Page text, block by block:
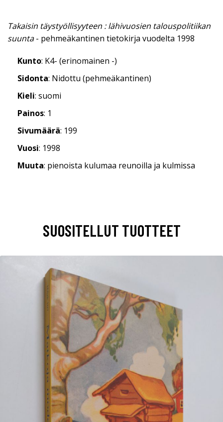
Takaisin täystyöllisyyteen : lähivuosien talouspolitiikan
suunta- pehmeäkantinen tietokirja vuodelta 1998
Kunto: K4- (erinomainen -)
Sidonta: Nidottu (pehmeäkantinen)
Kieli: suomi
Painos: 1
Sivumäärä: 199
Vuosi: 1998
Muuta: pienoista kulumaa reunoilla ja kulmissa
SUOSITELLUT TUOTTEET